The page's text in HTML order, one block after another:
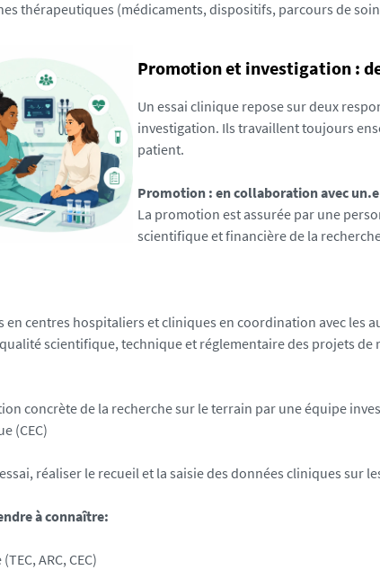
thérapeutiques (médicaments, dispositifs, parcours de
Promotion et investigation :
Un essai clinique repose sur deux
investigation. Ils travaillent toujours
patient.
Promotion : en collaboration avec
La promotion est assurée par une
scientifique et financière de la
en centres hospitaliers et cliniques en coordination avec les
scientifique, technique et réglementaire des projets
concrète de la recherche sur le terrain par une équipe
(CEC)
réaliser le recueil et la saisie des données cliniques sur
à connaître:
ARC, CEC)